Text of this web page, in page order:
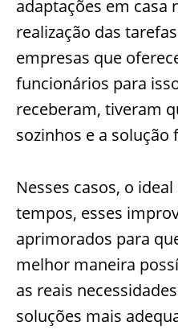
adaptações em casa
realização das
empresas que
funcionários para
receberam, tiveram
sozinhos e a
Nesses casos, o
tempos, esses
aprimorados para
melhor maneira
as reais
soluções mais